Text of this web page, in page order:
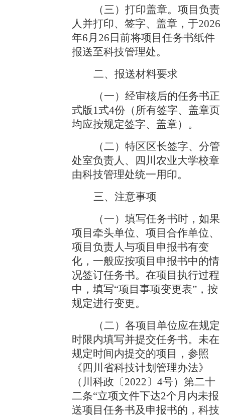
（三）打印盖章。项目负责
人并打印、签字、盖章 ，于2026
年6月 26 日前将项目任务书纸件
报送至科技管理处。
二、报送材料要求
（一）经审核后的任务书正
式版1式4份（所有签字、盖章页
均应按规定签字、盖章）。
（二）特区区长签字、分管
处室负责人、四川农业大学校章
由科技管理处统一用印。
三、注意事项
（一）填写任务书时，如果
项目牵头单位、项目合作单位、
项目负责人与项目申报书有变
化，一般应按项目申报书中的情
况签订任务书。在项目执行过程
中，填写“项目事项变更表”，按
规定进行变更。
（二）各项目单位应在规定
时限内填写并提交任务书。未在
规定时间内提交的项目，参照
《四川省科技计划管理办法》
（川科政〔 2022〕4号）第二十
二条“立项文件下达2个月内未报
送项目任务书及申报书的，科技